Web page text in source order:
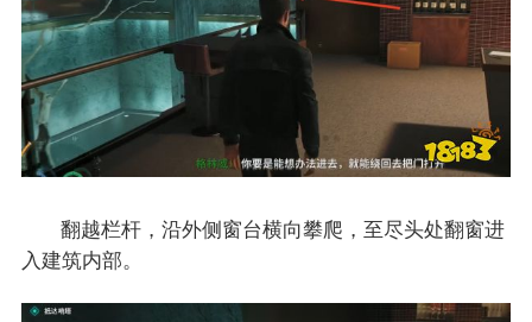
翻越栏杆，沿外侧窗台横向攀爬，至尽头处翻窗进
入建筑内部。